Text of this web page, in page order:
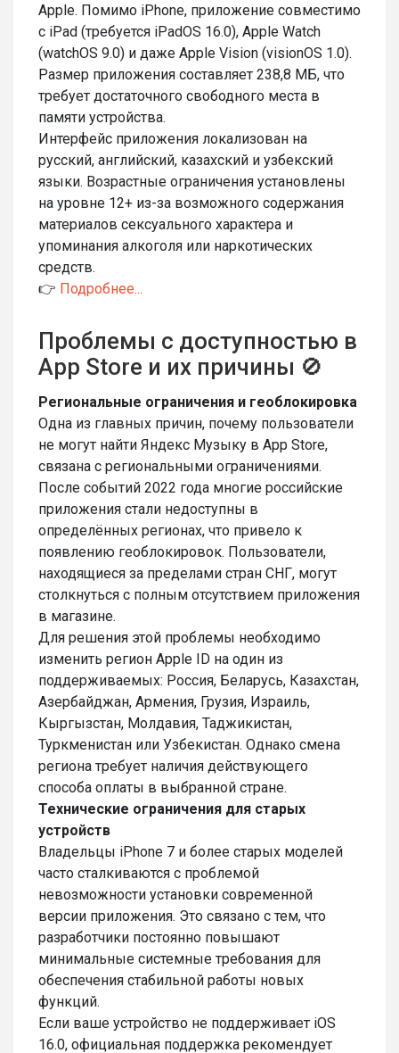
Apple. Помимо iPhone, приложение совместимо
с iPad (требуется iPadOS 16.0), Apple Watch
(watchOS 9.0) и даже Apple Vision (visionOS 1.0).
Размер приложения составляет 238,8 МБ, что
требует достаточного свободного места в
памяти устройства.
Интерфейс приложения локализован на
русский, английский, казахский и узбекский
языки. Возрастные ограничения установлены
на уровне 12+ из-за возможного содержания
материалов сексуального характера и
упоминания алкоголя или наркотических
средств.
👉 Подробнее...
Проблемы с доступностью в
App Store и их причины 🚫
Региональные ограничения и геоблокировка
Одна из главных причин, почему пользователи
не могут найти Яндекс Музыку в App Store,
связана с региональными ограничениями.
После событий 2022 года многие российские
приложения стали недоступны в
определённых регионах, что привело к
появлению геоблокировок. Пользователи,
находящиеся за пределами стран СНГ, могут
столкнуться с полным отсутствием приложения
в магазине.
Для решения этой проблемы необходимо
изменить регион Apple ID на один из
поддерживаемых: Россия, Беларусь, Казахстан,
Азербайджан, Армения, Грузия, Израиль,
Кыргызстан, Молдавия, Таджикистан,
Туркменистан или Узбекистан. Однако смена
региона требует наличия действующего
способа оплаты в выбранной стране.
Технические ограничения для старых
устройств
Владельцы iPhone 7 и более старых моделей
часто сталкиваются с проблемой
невозможности установки современной
версии приложения. Это связано с тем, что
разработчики постоянно повышают
минимальные системные требования для
обеспечения стабильной работы новых
функций.
Если ваше устройство не поддерживает iOS
16.0, официальная поддержка рекомендует